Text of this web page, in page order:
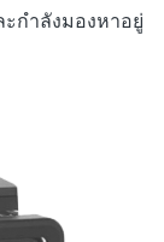
กำลังมองหาอยู่